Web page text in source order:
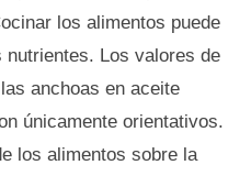
los alimentos puede
Los valores de
anchoas en aceite
únicamente orientativos.
los alimentos sobre la